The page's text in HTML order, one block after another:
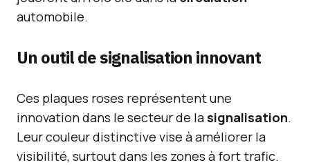
automobile.
Un outil de signalisation innovant
Ces plaques roses représentent une
innovation dans le secteur de la signalisation.
Leur couleur distinctive vise à améliorer la
visibilité, surtout dans les zones à fort trafic.